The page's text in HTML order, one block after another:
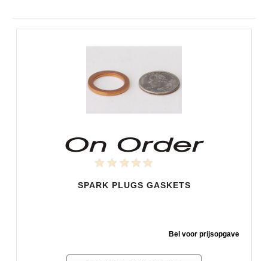
SPARK PLUGS GASKETS
Bel voor prijsopgave